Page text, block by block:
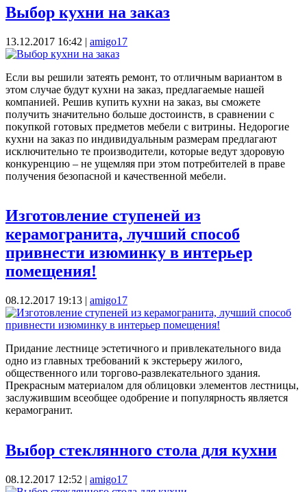
Выбор кухни на заказ
13.12.2017 16:42 | amigo17
Если вы решили затеять ремонт, то отличным вариантом в
этом случае будут кухни на заказ, предлагаемые нашей
компанией. Решив купить кухни на заказ, вы сможете
получить значительно больше достоинств, в сравнении с
покупкой готовых предметов мебели с витрины. Недорогие
кухни на заказ по индивидуальным размерам предлагают
исключительно те производители, которые ведут здоровую
конкуренцию – не ущемляя при этом потребителей в праве
получения безопасной и качественной мебели.
Изготовление ступеней из
керамогранита, лучший способ
привнести изюминку в интерьер
помещения!
08.12.2017 19:13 | amigo17
Придание лестнице эстетичного и привлекательного вида
одно из главных требований к экстерьеру жилого,
общественного или торгово-развлекательного здания.
Прекрасным материалом для облицовки элементов лестницы,
заслужившим всеобщее одобрение и популярность является
керамогранит.
Выбор стеклянного стола для кухни
08.12.2017 12:52 | amigo17